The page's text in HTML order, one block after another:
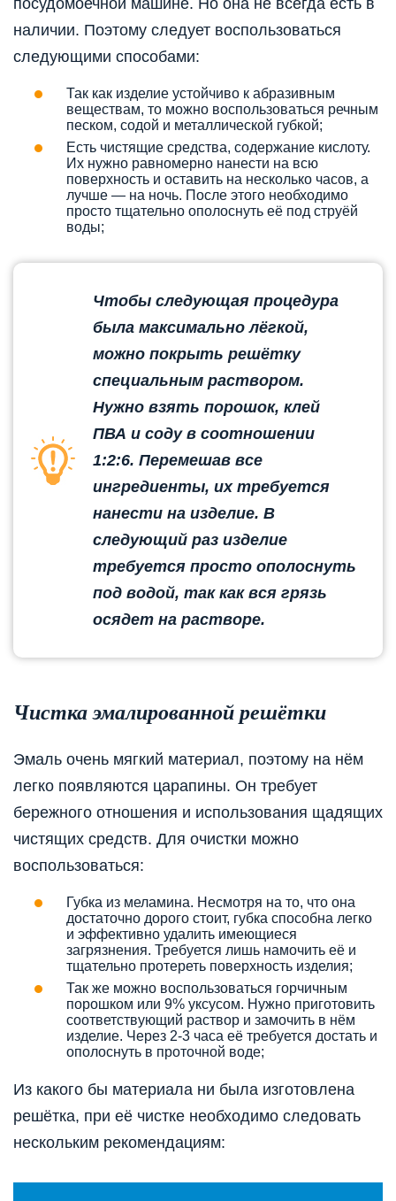
наличии. Поэтому следует воспользоваться
следующими способами:
Так как изделие устойчиво к абразивным
веществам, то можно воспользоваться речным
песком, содой и металлической губкой;
Есть чистящие средства, содержание кислоту.
Их нужно равномерно нанести на всю
поверхность и оставить на несколько часов, а
лучше — на ночь. После этого необходимо
просто тщательно ополоснуть её под струёй
воды;
Чтобы следующая процедура
была максимально лёгкой,
можно покрыть решётку
специальным раствором.
Нужно взять порошок, клей
ПВА и соду в соотношении
1:2:6. Перемешав все
ингредиенты, их требуется
нанести на изделие. В
следующий раз изделие
требуется просто ополоснуть
под водой, так как вся грязь
осядет на растворе.
Чистка эмалированной решётки
Эмаль очень мягкий материал, поэтому на нём
легко появляются царапины. Он требует
бережного отношения и использования щадящих
чистящих средств. Для очистки можно
воспользоваться:
Губка из меламина. Несмотря на то, что она
достаточно дорого стоит, губка способна легко
и эффективно удалить имеющиеся
загрязнения. Требуется лишь намочить её и
тщательно протереть поверхность изделия;
Так же можно воспользоваться горчичным
порошком или 9% уксусом. Нужно приготовить
соответствующий раствор и замочить в нём
изделие. Через 2-3 часа её требуется достать и
ополоснуть в проточной воде;
Из какого бы материала ни была изготовлена
решётка, при её чистке необходимо следовать
нескольким рекомендациям: